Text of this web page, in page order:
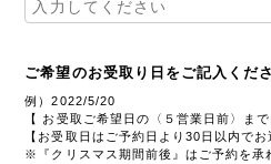
ご希望のお受取り日をご記入くだ
例）2022/5/20
【 お受取ご希望日の〈５営業日前〉ま
【お受取日はご予約日より30日以内でお
※『クリスマス期間前後』はご予約を承